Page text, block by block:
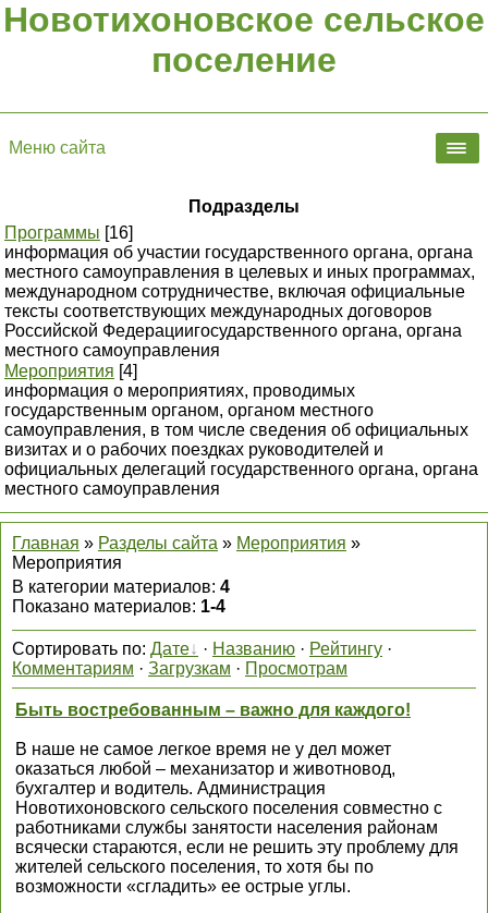
Новотихоновское сельское
поселение
Меню сайта
Подразделы
Программы [16]
информация об участии государственного органа, органа
местного самоуправления в целевых и иных программах,
международном сотрудничестве, включая официальные
тексты соответствующих международных договоров
Российской Федерациигосударственного органа, органа
местного самоуправления
Мероприятия [4]
информация о мероприятиях, проводимых
государственным органом, органом местного
самоуправления, в том числе сведения об официальных
визитах и о рабочих поездках руководителей и
официальных делегаций государственного органа, органа
местного самоуправления
Главная » Разделы сайта » Мероприятия »
Мероприятия
В категории материалов: 4
Показано материалов: 1-4
Сортировать по: Дате · Названию · Рейтингу ·
Комментариям · Загрузкам · Просмотрам
Быть востребованным – важно для каждого!
В наше не самое легкое время не у дел может
оказаться любой – механизатор и животновод,
бухгалтер и водитель. Администрация
Новотихоновского сельского поселения совместно с
работниками службы занятости населения районам
всячески стараются, если не решить эту проблему для
жителей сельского поселения, то хотя бы по
возможности «сгладить» ее острые углы.